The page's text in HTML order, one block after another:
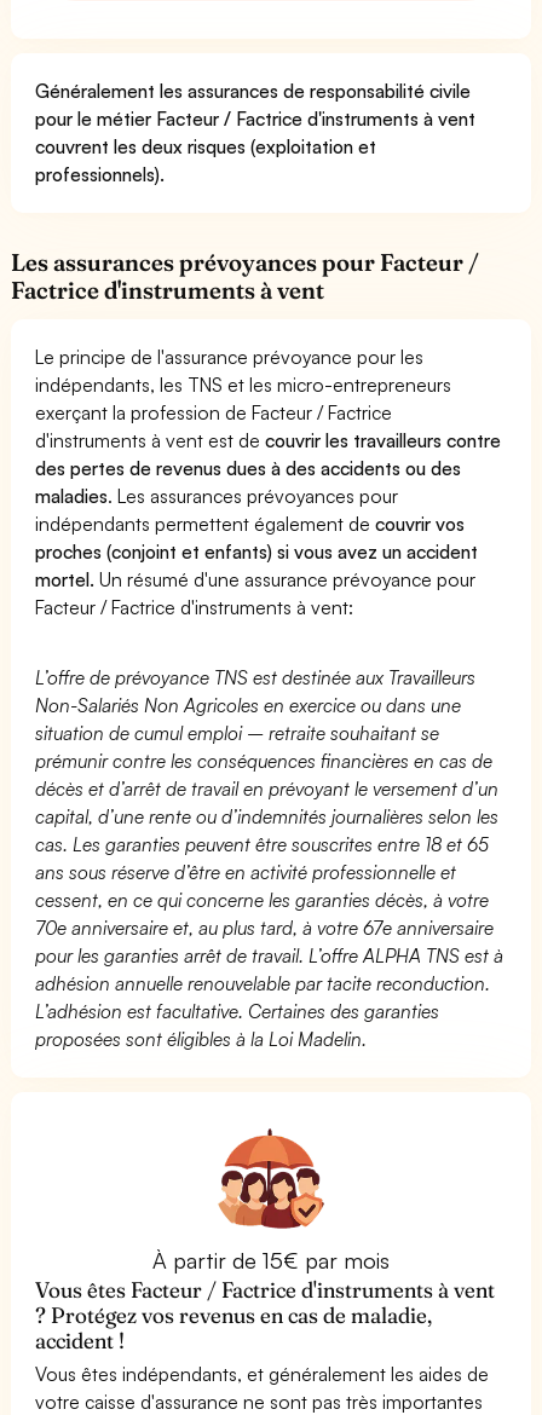
Généralement les assurances de responsabilité civile
pour le métier Facteur / Factrice d'instruments à vent
couvrent les deux risques (exploitation et
professionnels).
Les assurances prévoyances pour Facteur /
Factrice d'instruments à vent
Le principe de l'assurance prévoyance pour les
indépendants, les TNS et les micro-entrepreneurs
exerçant la profession de Facteur / Factrice
d'instruments à vent est decouvrir les travailleurs contre
des pertes de revenus dues à des accidents ou des
maladies. Les assurances prévoyances pour
indépendants permettent également decouvrir vos
proches (conjoint et enfants) si vous avez un accident
mortel. Un résumé d'une assurance prévoyance pour
Facteur / Factrice d'instruments à vent:
L’offre de prévoyance TNS est destinée aux Travailleurs
Non-Salariés Non Agricoles en exercice ou dans une
situation de cumul emploi – retraite souhaitant se
prémunir contre les conséquences financières en cas de
décès et d’arrêt de travail en prévoyant le versement d’un
capital, d’une rente ou d’indemnités journalières selon les
cas. Les garanties peuvent être souscrites entre 18 et 65
ans sous réserve d’être en activité professionnelle et
cessent, en ce qui concerne les garanties décès, à votre
70e anniversaire et, au plus tard, à votre 67e anniversaire
pour les garanties arrêt de travail. L’offre ALPHA TNS est à
adhésion annuelle renouvelable par tacite reconduction.
L’adhésion est facultative. Certaines des garanties
proposées sont éligibles à la Loi Madelin.
À partir de 15€ par mois
Vous êtes Facteur / Factrice d'instruments à vent
? Protégez vos revenus en cas de maladie,
accident !
Vous êtes indépendants, et généralement les aides de
votre caisse d'assurance ne sont pas très importantes